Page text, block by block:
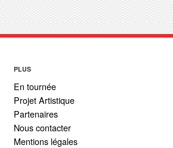
PLUS
En tournée
Projet Artistique
Partenaires
Nous contacter
Mentions légales